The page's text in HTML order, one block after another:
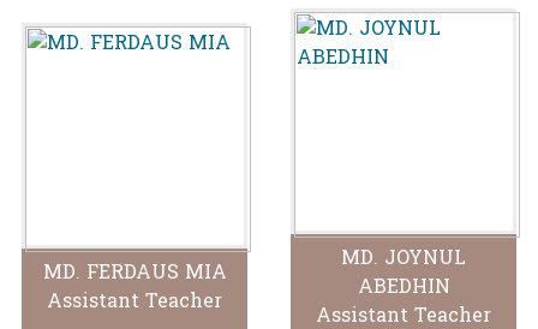
MD. FERDAUS MIA
Assistant Teacher
MD. JOYNUL
ABEDHIN
Assistant Teacher